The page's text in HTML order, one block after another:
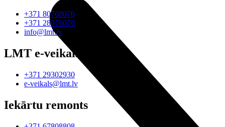
+371 80768076
+371 28076076
info@lmt.lv
LMT e-veikals
+371 29302930
e-veikals@lmt.lv
Iekārtu remonts